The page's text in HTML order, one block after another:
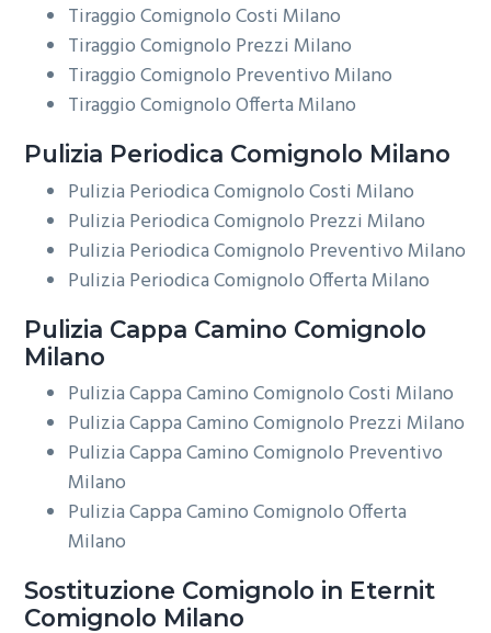
Tiraggio Comignolo Costi Milano
Tiraggio Comignolo Prezzi Milano
Tiraggio Comignolo Preventivo Milano
Tiraggio Comignolo Offerta Milano
Pulizia Periodica Comignolo Milano
Pulizia Periodica Comignolo Costi Milano
Pulizia Periodica Comignolo Prezzi Milano
Pulizia Periodica Comignolo Preventivo Milano
Pulizia Periodica Comignolo Offerta Milano
Pulizia Cappa Camino Comignolo
Milano
Pulizia Cappa Camino Comignolo Costi Milano
Pulizia Cappa Camino Comignolo Prezzi Milano
Pulizia Cappa Camino Comignolo Preventivo
Milano
Pulizia Cappa Camino Comignolo Offerta
Milano
Sostituzione Comignolo in Eternit
Comignolo Milano